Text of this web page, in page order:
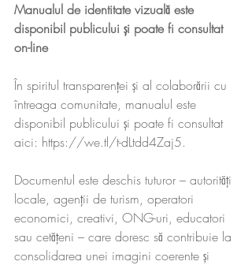
Manualul de identitate vizuală este
disponibil publicului și poate fi consultat
on-line
În spiritul transparenței și al colaborării cu
întreaga comunitate, manualul este
disponibil publicului și poate fi consultat
aici: https://we.tl/t-dLtdd4Zaj5.
Documentul este deschis tuturor – autorități
locale, agenții de turism, operatori
economici, creativi, ONG-uri, educatori
sau cetățeni – care doresc să contribuie la
consolidarea unei imagini coerente și